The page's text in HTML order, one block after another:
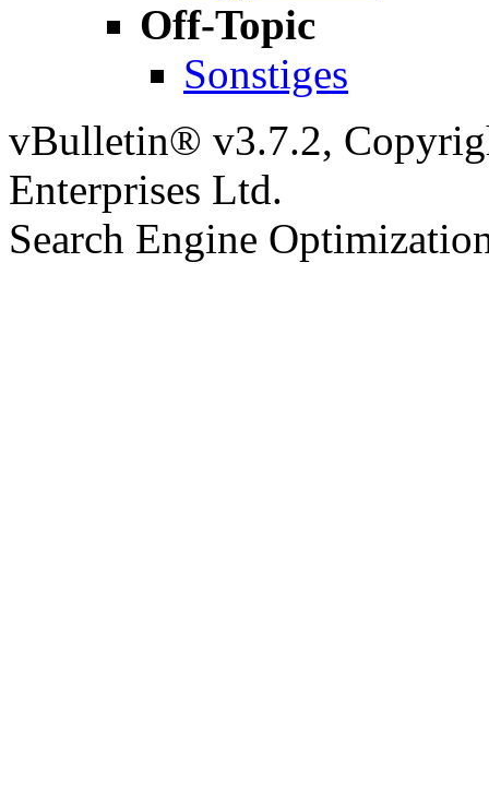
Off-Topic
Sonstiges
vBulletin® v3.7.2,
Enterprises Ltd.
Search Engine